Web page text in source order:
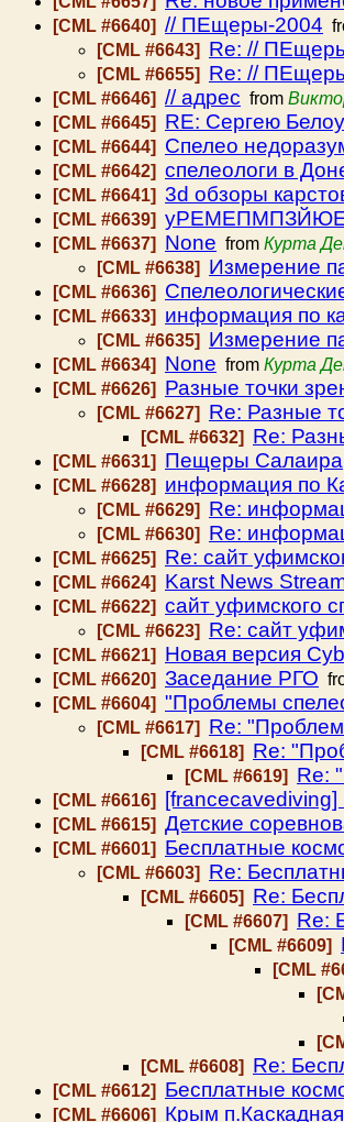
[CML #6640] // ПЕщеры-2004
[CML #6643] Re: //
[CML #6655] Re: //
[CML #6646] // адрес from
[CML #6645] RE: Сергею
[CML #6644] Спелео
[CML #6642] спелеологи в
[CML #6641] 3d обзоры
[CML #6639]
[CML #6637] None from Курта
[CML #6638] Измерение
[CML #6636]
[CML #6633] информация по
[CML #6635] Измерение
[CML #6634] None from Курта
[CML #6626] Разные точки
[CML #6627] Re: Разные
[CML #6632] Re:
[CML #6631] Пещеры Салаира
[CML #6628] информация по
[CML #6629] Re:
[CML #6630] Re:
[CML #6625] Re: сайт
[CML #6624] Karst News
[CML #6622] сайт уфимского
[CML #6623] Re: сайт
[CML #6621] Новая версия
[CML #6620] Заседание РГО
[CML #6604] "Проблемы
[CML #6617] Re:
[CML #6618] Re:
[CML #6619] Re:
[CML #6616]
[CML #6615] Детские
[CML #6601] Бесплатные
[CML #6603] Re:
[CML #6605] Re:
[CML #6607] Re:
[CML #6609]
[CML
[CML #6608] Re:
[CML #6612] Бесплатные
[CML #6606] Крым п.Каскадная